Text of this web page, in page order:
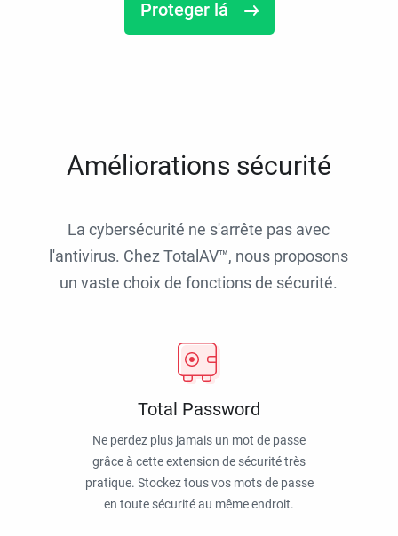
Proteger lá
Améliorations sécurité
La cybersécurité ne s'arrête pas avec
l'antivirus. Chez TotalAV™, nous proposons
un vaste choix de fonctions de sécurité.
Total Password
Ne perdez plus jamais un mot de passe
grâce à cette extension de sécurité très
pratique. Stockez tous vos mots de passe
en toute sécurité au même endroit.